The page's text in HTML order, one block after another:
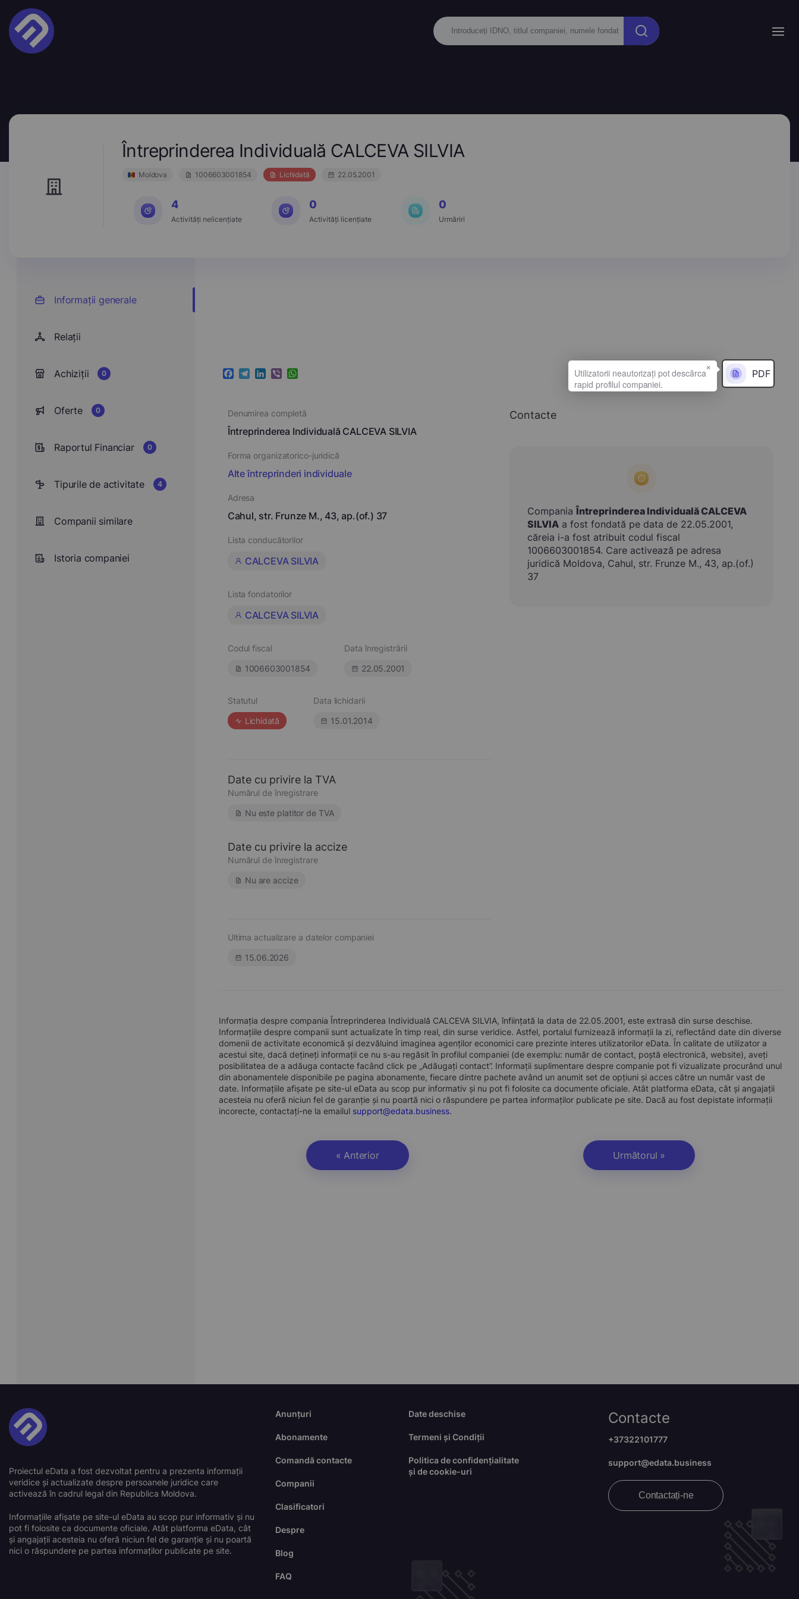
Întreprinderea Individuală CALCEVA SILVIA
Moldova 1006603001854 Lichidată 22.05.2001
4
Activități nelicențiate
0
Activități licențiate
0
Urmăriri
Informații generale
Relații
Achiziții 0
Oferte 0
Raportul Financiar 0
Tipurile de activitate 4
Companii similare
Istoria companiei
Facebook
Telegram
LinkedIn
ViberWhatsApp PDF
Denumirea completă
Întreprinderea Individuală CALCEVA SILVIA
Forma organizatorico-juridică
Alte întreprinderi individuale
Adresa
Cahul, str. Frunze M., 43, ap.(of.) 37
Lista conducătorilor
CALCEVA SILVIA
Lista fondatorilor
CALCEVA SILVIA
Codul fiscal
1006603001854
Data înregistrării
22.05.2001
Statutul
Lichidată
Data lichidarii
15.01.2014
Date cu privire la TVA
Numărul de înregistrare
Nu este platitor de TVA
Date cu privire la accize
Numărul de înregistrare
Nu are accize
Ultima actualizare a datelor companiei
15.06.2026
Contacte
CompaniaÎntreprinderea Individuală CALCEVA
SILVIAa fost fondată pe data de 22.05.2001,
căreia i-a fost atribuit codul fiscal
1006603001854. Care activează pe adresa
juridică Moldova, Cahul, str. Frunze M., 43, ap.(of.)
37
Informația despre compania Întreprinderea Individuală CALCEVA SILVIA, înființată la data de 22.05.2001, este extrasă din surse deschise.
Informațiile despre companii sunt actualizate în timp real, din surse veridice. Astfel, portalul furnizează informații la zi, reflectând date din diverse
domenii de activitate economică și dezvăluind imaginea agenților economici care prezinte interes utilizatorilor eData. În calitate de utilizator a
acestui site, dacă dețineți informații ce nu s-au regăsit în profilul companiei (de exemplu: număr de contact, poștă electronică, website), aveți
posibilitatea de a adăuga contacte facând click pe „Adăugați contact”. Informații suplimentare despre companie pot fi vizualizate procurând unul
din abonamentele disponibile pe pagina abonamente, fiecare dintre pachete având un anumit set de opțiuni și acces către un număr vast de
date. Informațiile afișate pe site-ul eData au scop pur informativ și nu pot fi folosite ca documente oficiale. Atât platforma eData, cât și angajații
acesteia nu oferă niciun fel de garanție și nu poartă nici o răspundere pe partea informaților publicate pe site. Dacă au fost depistate informații
incorecte, contactați-ne la emailul support@edata.business.
« Anterior Următorul »
Proiectul eData a fost dezvoltat pentru a prezenta informații
veridice și actualizate despre persoanele juridice care
activează în cadrul legal din Republica Moldova.
Informațiile afișate pe site-ul eData au scop pur informativ și nu
pot fi folosite ca documente oficiale. Atât platforma eData, cât
și angajații acesteia nu oferă niciun fel de garanție și nu poartă
nici o răspundere pe partea informaților publicate pe site.
Anunțuri
Abonamente
Comandă contacte
Companii
Clasificatori
Despre
Blog
FAQ
Date deschise
Termeni și Condiții
Politica de confidențialitate
și de cookie-uri
Contacte
+37322101777
support@edata.business
Contactați-ne
×